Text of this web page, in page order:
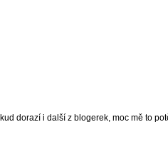
dorazí i další z blogerek, moc mě to